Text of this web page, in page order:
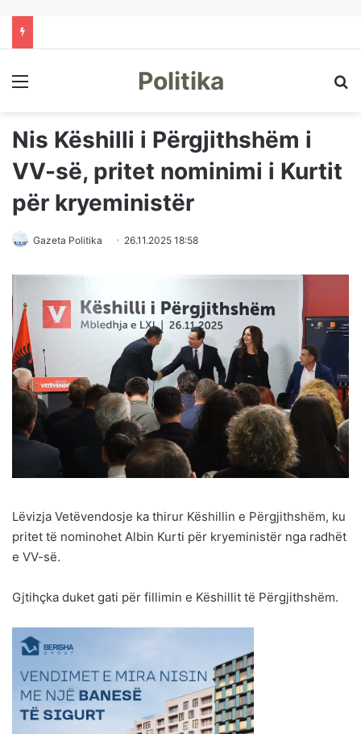
Menu Politika
Nis Këshilli i Përgjithshëm i
VV-së, pritet nominimi i Kurtit
për kryeministër
Gazeta Politika 26.11.2025 18:58
Lëvizja Vetëvendosje ka thirur Këshillin e Përgjithshëm, ku
pritet të nominohet Albin Kurti për kryeministër nga radhët
e VV-së.
Gjtihçka duket gati për fillimin e Këshillit të Përgjithshëm.